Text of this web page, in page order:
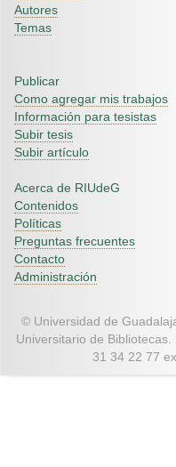
Autores
Temas
Publicar
Como agregar mis trabajos
Información para tesistas
Subir tesis
Subir artículo
Acerca de RIUdeG
Contenidos
Políticas
Preguntas frecuentes
Contacto
Administración
© Universidad de
Universitario de Bibliotecas.
31 34 22 77